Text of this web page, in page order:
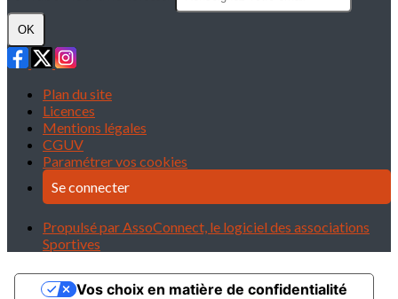
OK
Plan du site
Licences
Mentions légales
CGUV
Paramétrer vos cookies
Se connecter
Propulsé par AssoConnect, le logiciel des associations
Sportives
Vos choix en matière de confidentialité